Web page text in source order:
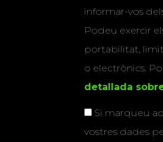
informar-vos
Podeu exercir
portabilitat,
o electrònics.
detallada
Si marqueu
vostres dades